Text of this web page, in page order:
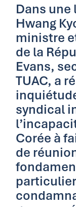
Dans une
Hwang
ministre
de la
Evans,
TUAC, a
syndical
Corée à
de